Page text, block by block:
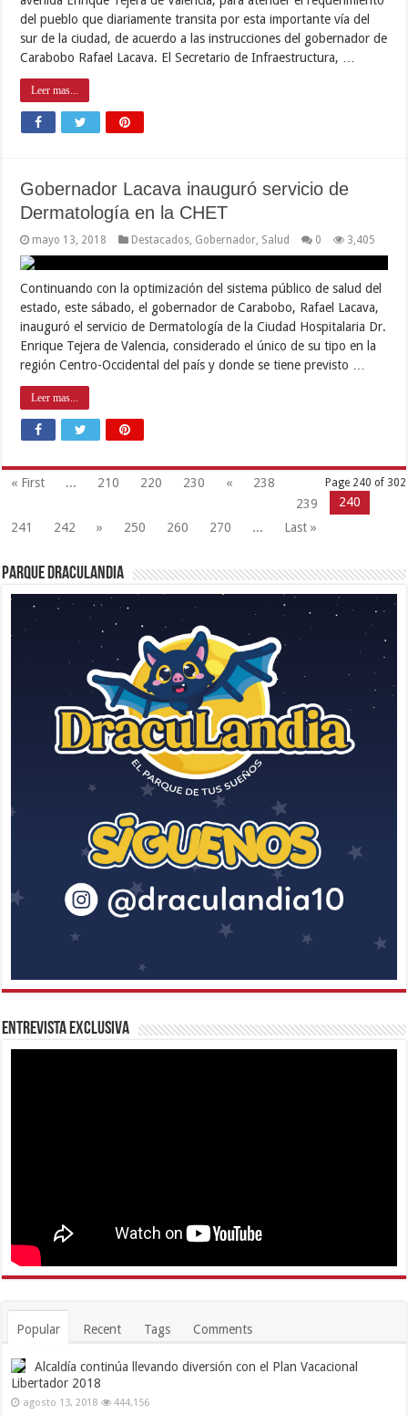
del pueblo que diariamente transita por esta importante vía del
sur de la ciudad, de acuerdo a las instrucciones del gobernador de
Carabobo Rafael Lacava. El Secretario de Infraestructura, …
Leer mas...
Gobernador Lacava inauguró servicio de
Dermatología en la CHET
mayo 13, 2018 Destacados Gobernador Salud 0 3,405
Continuando con la optimización del sistema público de salud del
estado, este sábado, el gobernador de Carabobo, Rafael Lacava,
inauguró el servicio de Dermatología de la Ciudad Hospitalaria Dr.
Enrique Tejera de Valencia, considerado el único de su tipo en la
región Centro-Occidental del país y donde se tiene previsto …
Leer mas...
Page 240 of 302
« First ... 210 220 230 «
238
239
240
241
242 » 250 260 270 ... Last »
Parque Draculandia
Entrevista Exclusiva
Popular Recent Tags Comments
Alcaldía continúa llevando diversión con el Plan Vacacional
Libertador 2018
agosto 13, 2018 444,156